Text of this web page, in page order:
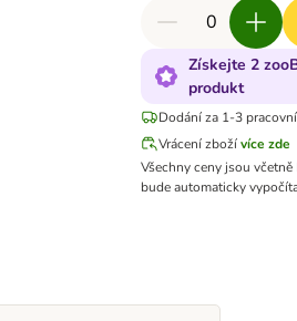
Získejte 2
produkt
Dodání za 1-3
Vrácení zbožívíce zde
Všechny ceny jsou včetně
bude automaticky